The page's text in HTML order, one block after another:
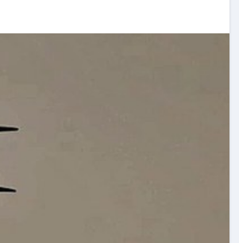
SAC inicia uma nova era em Santo Amaro da